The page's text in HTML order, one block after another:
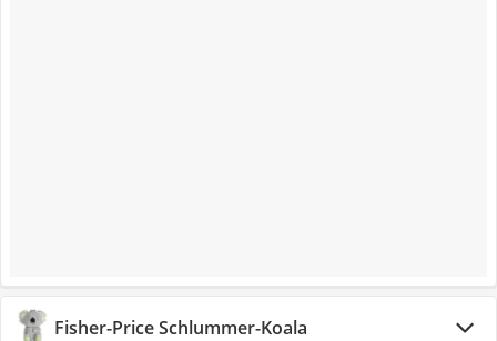
Fisher-Price Schlummer-Koala